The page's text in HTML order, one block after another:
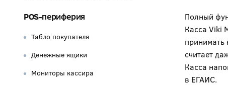
POS-периферия
Табло покупателя
Денежные ящики
Мониторы кассира
Полный
Касса Viki
принимать
считает
Касса
в ЕГАИС.